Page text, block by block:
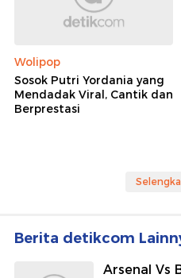
Wolipop
Sosok Putri Yordania yang
Mendadak Viral, Cantik dan
Berprestasi
Berita detikcom
Arsenal Vs